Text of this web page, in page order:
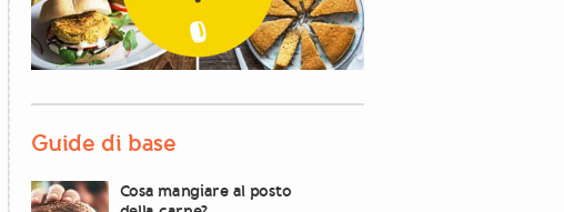
Guide di base
Cosa mangiare al posto